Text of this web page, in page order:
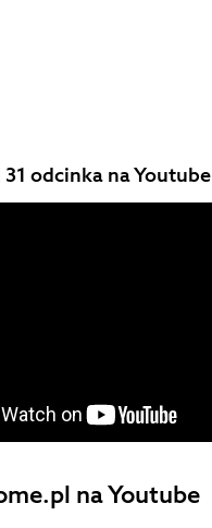
31 odcinka na Youtube
na Youtube